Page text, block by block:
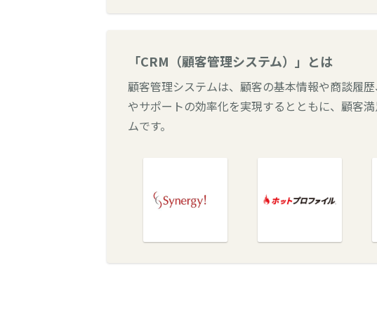
「CRM（顧客管理システム）」とは
顧客管理システムは、顧客の基本情報や商談履
やサポートの効率化を実現するとともに、顧客
ムです。